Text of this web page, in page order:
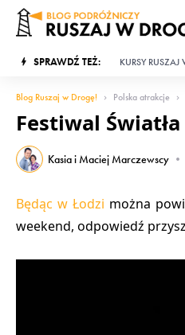
SPRAWDŹ TEŻ: KURSY RUSZAJ
Blog Ruszaj w Drogę! Polska atrakcje
Festiwal
Kasia i Maciej Marczewscy •
Będąc w Łodzi można
weekend, odpowiedź